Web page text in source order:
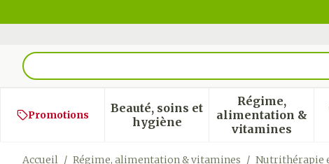
Rechercher
Promotions
Beauté, soins et
hygièneAfficher le sous-menu pour
Régime,
alimentation &
vitamines
Afficher le
Accueil / Régime, alimentation & vitamines / Nutrithérapie